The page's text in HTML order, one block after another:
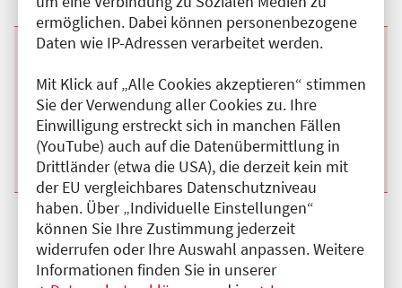
ermöglichen. Dabei können personenbezogene
Daten wie IP-Adressen verarbeitet werden.
Mit Klick auf „Alle Cookies akzeptieren“ stimmen
Sie der Verwendung aller Cookies zu. Ihre
Einwilligung erstreckt sich in manchen Fällen
(YouTube) auch auf die Datenübermittlung in
Drittländer (etwa die USA), die derzeit kein mit
der EU vergleichbares Datenschutzniveau
haben. Über „Individuelle Einstellungen“
können Sie Ihre Zustimmung jederzeit
widerrufen oder Ihre Auswahl anpassen. Weitere
Informationen finden Sie in unserer
Veranstaltungstitel:
Klinikübergreifende Fortbildung in der inneren
Medizin der Charité Campus Benjamin Franklin
Veranstaltungsort:
Online
Kategorie:A
Fortbildungspunkte:1
Details anzeigen
Beginn:
16.10.2026Ende und Anfangszeit:
- 16.10.2026,07:30 Uhr
Veranstaltungstitel:
Klinikübergreifende Fortbildung in der inneren
Medizin der Charité Campus Benjamin Franklin
Veranstaltungsort:
Online